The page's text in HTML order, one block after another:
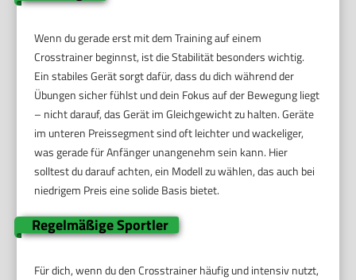
Wenn du gerade erst mit dem Training auf einem
Crosstrainer beginnst, ist die Stabilität besonders wichtig.
Ein stabiles Gerät sorgt dafür, dass du dich während der
Übungen sicher fühlst und dein Fokus auf der Bewegung liegt
– nicht darauf, das Gerät im Gleichgewicht zu halten. Geräte
im unteren Preissegment sind oft leichter und wackeliger,
was gerade für Anfänger unangenehm sein kann. Hier
solltest du darauf achten, ein Modell zu wählen, das auch bei
niedrigem Preis eine solide Basis bietet.
Regelmäßige Sportler
Für dich, wenn du den Crosstrainer häufig und intensiv nutzt,